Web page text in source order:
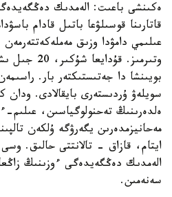
ەكىنشى باعىت: الەمدىك
قاتارىنا قوسىلۋعا باتىل قادام
عىلىمي دامۋدا وزىق
وتىرمىز.
بويىنشا دا جەتىستىكتەر بار.
سويلەۋ ۇردىستەرى بايقالادى. ودان
ەلدەرىنىڭ تەحنولوگياسىن، عىلىم-
مەحانيزمدەرىن يگەرۋگە ۇلكەن
ايتام، قازاق - تالانتتى حالىق. وسى
الەمدىك دەڭگەيدەگى ءوزىنىڭ
سەنەمىن.